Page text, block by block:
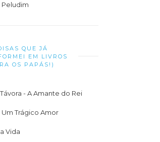
QUE JÁ
EM LIVROS
OS PAPÁS!)
- A Amante do Rei
Um Trágico Amor
Vida